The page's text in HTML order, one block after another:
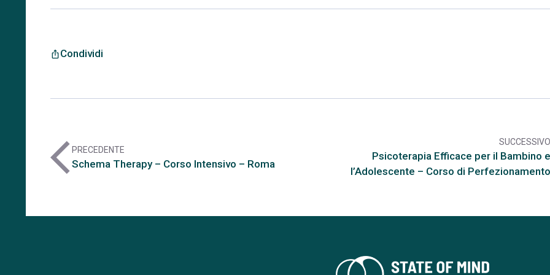
ios_shareCondividi
arrow_back_iosPRECEDENTE
Schema Therapy – Corso Intensivo – Roma
SUCCESSIVO
Psicoterapia Efficace per il Bambino e
l’Adolescente – Corso di Perfezionamento